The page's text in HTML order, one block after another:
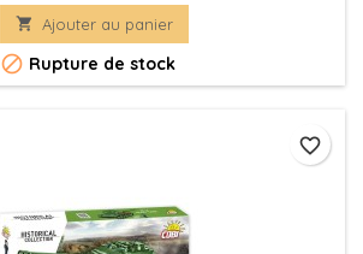
 Ajouter au panier
 Rupture de stock
favorite_border